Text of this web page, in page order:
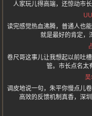
人家玩儿得高端，还惊动市
读完感觉热血沸腾，普通人也
就是最好的肯定，
卷尺哥这事儿让我想起以前吐
管。市长点名太
调皮地说一句，朱平你慢点儿
高效的反馈机制真香，深